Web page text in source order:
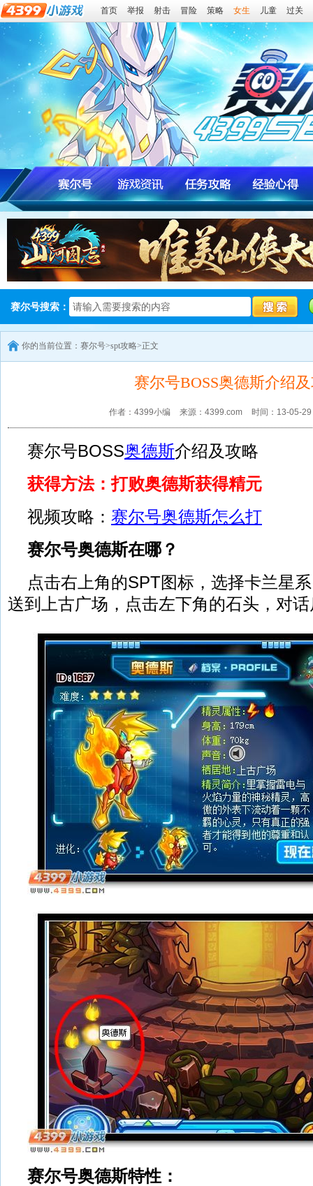
首页 举报 射击 冒险 策略 女生 儿童 过关
4399赛尔号
赛尔号 赛尔号游戏资讯 赛尔号任务攻略 赛尔号经验心得
赛尔号搜索：
你的当前位置： 赛尔号>spt攻略>正文
赛尔号BOSS奥德斯介绍
作者：4399小编 来源：4399.com 时间：13-05-29
赛尔号BOSS奥德斯介绍及攻略
获得方法：打败奥德斯获得精元
视频攻略： 赛尔号奥德斯怎么打
赛尔号奥德斯在哪？
点击右上角的SPT图标，选择卡兰星
送到上古广场，点击左下角的石头，对
赛尔号奥德斯特性：